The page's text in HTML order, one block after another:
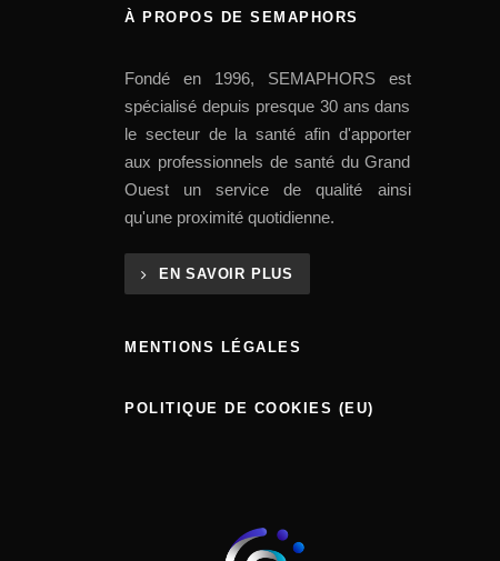
À PROPOS DE SEMAPHORS
Fondé en 1996, SEMAPHORS est
spécialisé depuis presque 30 ans dans
le secteur de la santé afin d'apporter
aux professionnels de santé du Grand
Ouest un service de qualité ainsi
qu'une proximité quotidienne.
EN SAVOIR PLUS
MENTIONS LÉGALES
POLITIQUE DE COOKIES (EU)